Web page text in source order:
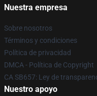
Nuestra empresa
Sobre nosotros
Términos y condiciones
Política de privacidad
DMCA - Política de Copyright
CA SB657: Ley de
Nuestro apoyo